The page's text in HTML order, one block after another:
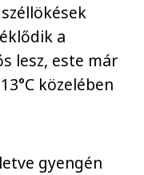
a
lesz, este már
közelében
gyengén